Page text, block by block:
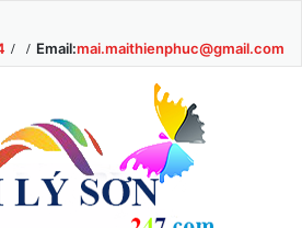
Email:mai.maithienphuc@gmail.com